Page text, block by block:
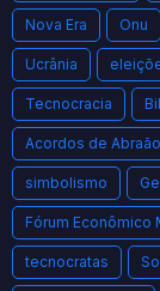
Nova Era Onu
Ucrânia
Tecnocracia
Acordos de Abraão
simbolismo
Fórum Econômico
tecnocratas